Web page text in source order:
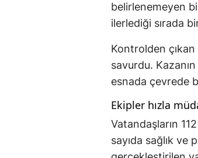
belirlenemeyen
ilerlediği sırada
Kontrolden
savurdu.
esnada çevrede
Ekipler hızla
Vatandaşların
sayıda sağlık